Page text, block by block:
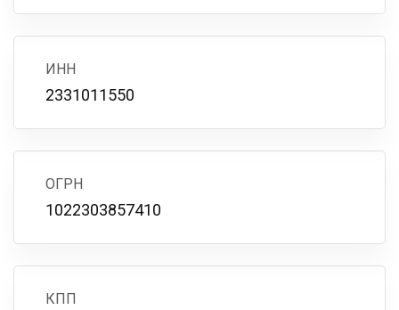
ИНН
2331011550
ОГРН
1022303857410
КПП